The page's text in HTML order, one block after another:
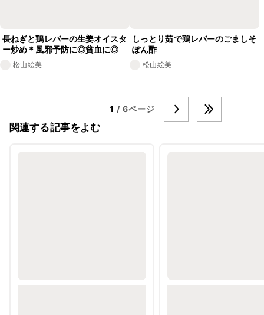
長ねぎと鶏レバーの生姜オイスタ
ー炒め＊風邪予防に◎貧血に◎
松山絵美
しっとり茹で鶏レバーのごましそ
ぽん酢
松山絵美
1 / 6ページ
関連する記事をよむ